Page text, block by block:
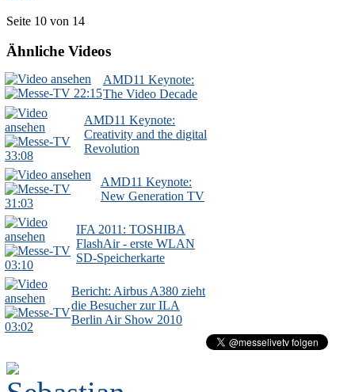
Seite 10 von 14
Ähnliche Videos
22:15
AMD11 Keynote:
The Video Decade
33:08
AMD11 Keynote:
Creativity and the digital
Revolution
31:03
AMD11 Keynote:
New Generation TV
03:10
IFA 2011: TOSHIBA
FlashAir - erste WLAN
SD-Speicherkarte
03:02
Bericht: Airbus A380 zieht
die Besucher zur ILA
Berlin Air Show 2010